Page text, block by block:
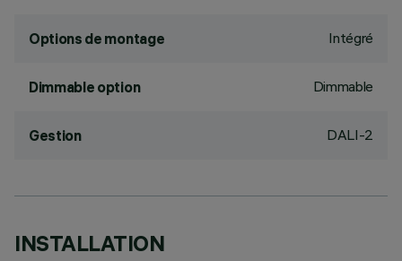
Options de montage Intégré
Dimmable option Dimmable
Gestion DALI-2
INSTALLATION